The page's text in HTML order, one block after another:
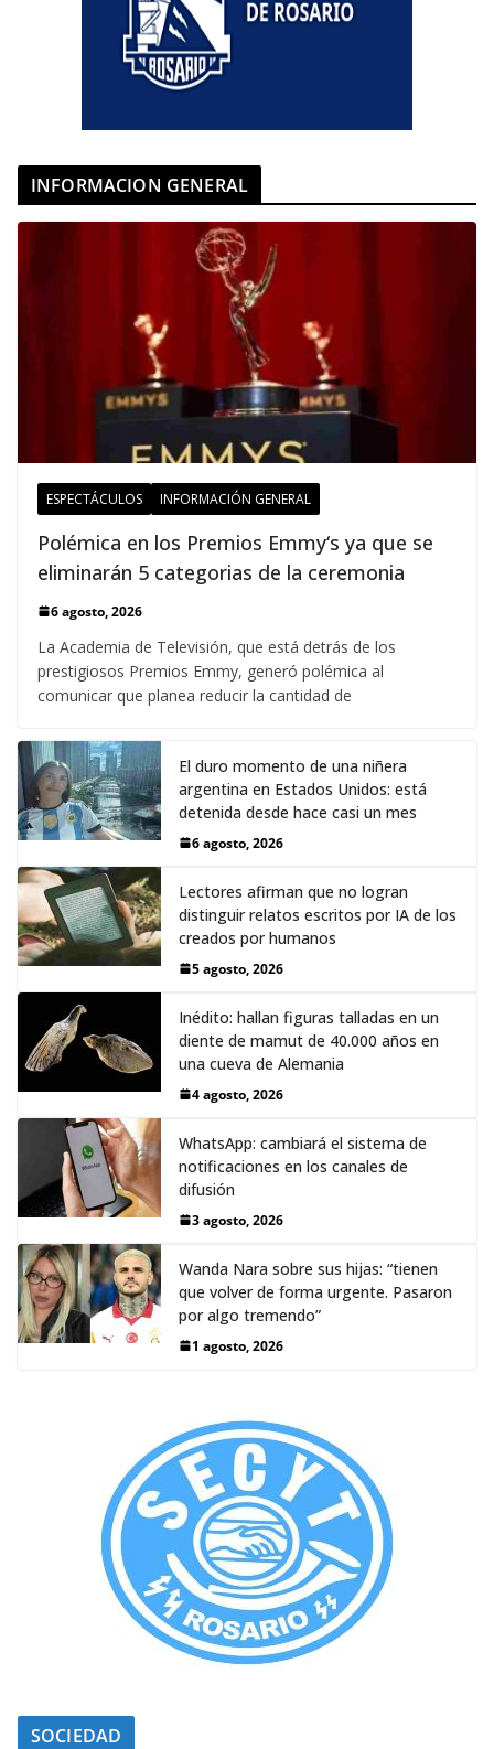
INFORMACION GENERAL
ESPECTÁCULOS INFORMACIÓN GENERAL
Polémica en los Premios Emmy‘s ya que se
eliminarán 5 categorias de la ceremonia
6 agosto, 2026
La Academia de Televisión, que está detrás de los
prestigiosos Premios Emmy, generó polémica al
comunicar que planea reducir la cantidad de
El duro momento de una niñera
argentina en Estados Unidos: está
detenida desde hace casi un mes
6 agosto, 2026
Lectores afirman que no logran
distinguir relatos escritos por IA de los
creados por humanos
5 agosto, 2026
Inédito: hallan figuras talladas en un
diente de mamut de 40.000 años en
una cueva de Alemania
4 agosto, 2026
WhatsApp: cambiará el sistema de
notificaciones en los canales de
difusión
3 agosto, 2026
Wanda Nara sobre sus hijas: “tienen
que volver de forma urgente. Pasaron
por algo tremendo”
1 agosto, 2026
SOCIEDAD